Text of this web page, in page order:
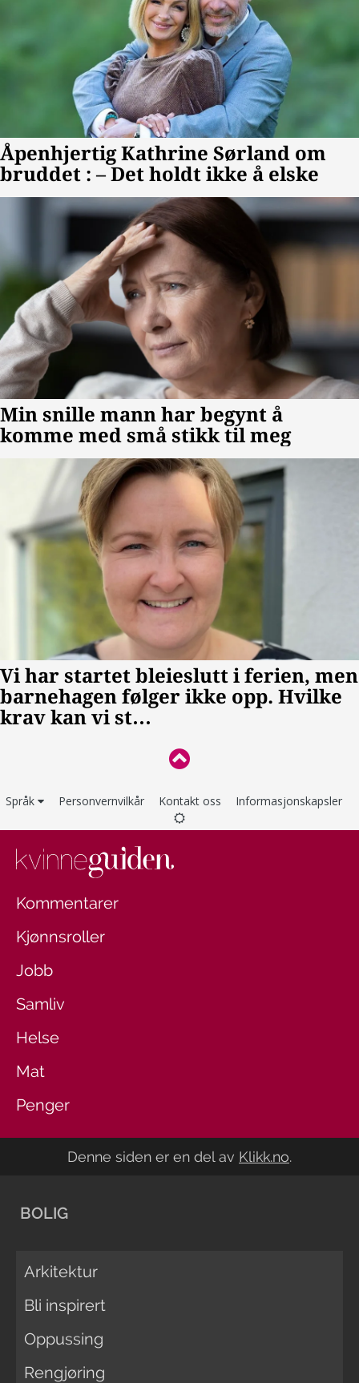
Språk Personvernvilkår Kontakt oss Informasjonskapsler
Kommentarer
Kjønnsroller
Jobb
Samliv
Helse
Mat
Penger
Denne siden er en del av Klikk.no.
BOLIG
Arkitektur
Bli inspirert
Oppussing
Rengjøring